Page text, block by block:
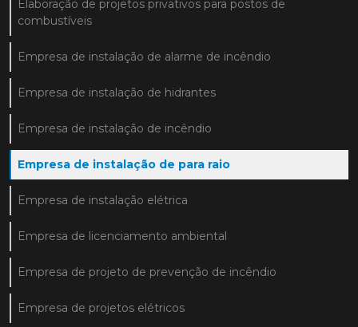
Elaboração de projetos privativos para postos de
combustíveis
Empresa de instalação de alarme de incêndio
Empresa de instalação de hidrantes
Empresa de instalação de incêndio
Empresa de instalação de para raio
Empresa de instalação elétrica
Empresa de licenciamento ambiental
Empresa de projeto de prevenção de incêndio
Empresa de projetos elétricos